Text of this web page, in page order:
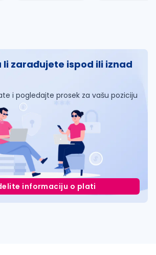
li zarađujete ispod ili iznad
i pogledajte prosek za vašu poziciju
informaciju o plati